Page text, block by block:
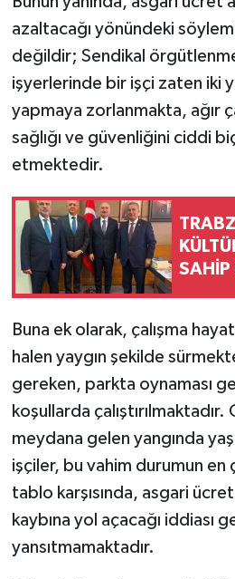
azaltacağı yönündeki
değildir; Sendikal
işyerlerinde bir işçi zaten iki
yapmaya zorlanmakta, ağır
sağlığı ve güvenliğini ciddi
etmektedir.
SAHİP
Buna ek olarak, çalışma
halen yaygın şekilde
gereken, parkta oynaması
koşullarda çalıştırılmaktadır.
meydana gelen yangında
işçiler, bu vahim durumun en
tablo karşısında, asgari ücret
kaybına yol açacağı iddiası
yansıtmamaktadır.